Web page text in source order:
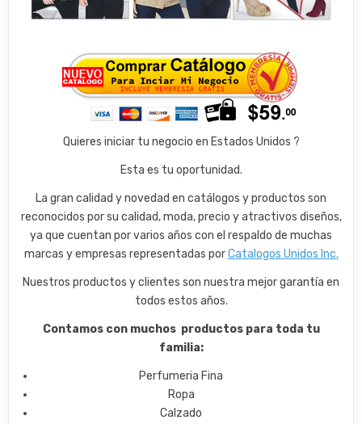
Quieres iniciar tu negocio en Estados Unidos ?
Esta es tu oportunidad.
La gran calidad y novedad en catálogos y productos son
reconocidos por su calidad, moda, precio y atractivos diseños,
ya que cuentan por varios años con el respaldo de muchas
marcas y empresas representadas porCatalogos Unidos Inc.
Nuestros productos y clientes son nuestra mejor garantía en
todos estos años.
Contamos con muchos productos para toda tu
familia:
Perfumeria Fina
Ropa
Calzado